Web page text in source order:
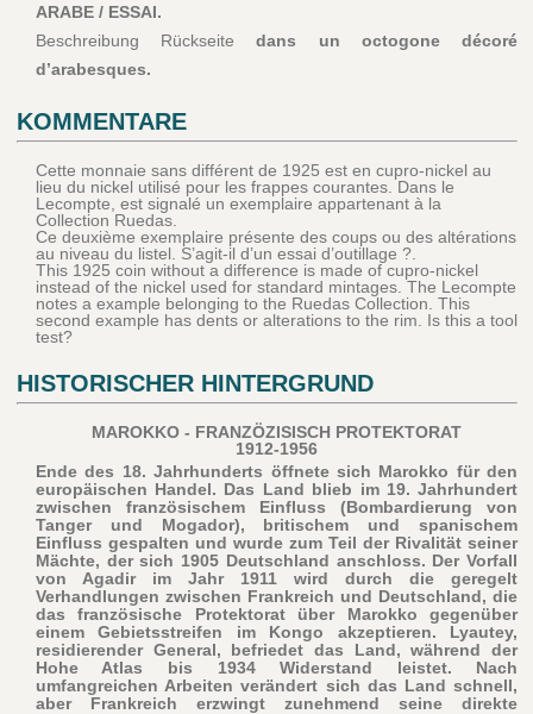
ARABE / ESSAI.
Beschreibung Rückseitedans un octogone décoré
d’arabesques.
KOMMENTARE
Cette monnaie sans différent de 1925 est en cupro-nickel au
lieu du nickel utilisé pour les frappes courantes. Dans le
Lecompte, est signalé un exemplaire appartenant à la
Collection Ruedas.
Ce deuxième exemplaire présente des coups ou des altérations
au niveau du listel. S’agit-il d’un essai d’outillage ?.
This 1925 coin without a difference is made of cupro-nickel
instead of the nickel used for standard mintages. The Lecompte
notes a example belonging to the Ruedas Collection. This
second example has dents or alterations to the rim. Is this a tool
test?
HISTORISCHER HINTERGRUND
MAROKKO - FRANZÖZISISCH PROTEKTORAT
1912-1956
Ende des 18. Jahrhunderts öffnete sich Marokko für den
europäischen Handel. Das Land blieb im 19. Jahrhundert
zwischen französischem Einfluss (Bombardierung von
Tanger und Mogador), britischem und spanischem
Einfluss gespalten und wurde zum Teil der Rivalität seiner
Mächte, der sich 1905 Deutschland anschloss. Der Vorfall
von Agadir im Jahr 1911 wird durch die geregelt
Verhandlungen zwischen Frankreich und Deutschland, die
das französische Protektorat über Marokko gegenüber
einem Gebietsstreifen im Kongo akzeptieren. Lyautey,
residierender General, befriedet das Land, während der
Hohe Atlas bis 1934 Widerstand leistet. Nach
umfangreichen Arbeiten verändert sich das Land schnell,
aber Frankreich erzwingt zunehmend seine direkte